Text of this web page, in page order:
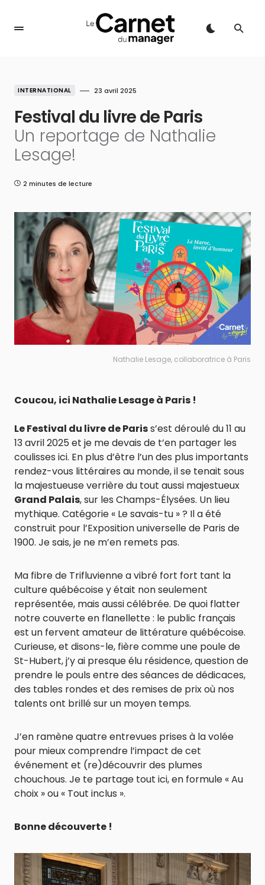
INTERNATIONAL 23 avril 2025
Festival du livre de Paris
Un reportage de Nathalie
Lesage!
2 minutes de lecture
Nathalie Lesage, collaboratrice à Paris
Coucou, ici Nathalie Lesage à Paris !
Le Festival du livre de Pariss’est déroulé du 11 au
13 avril 2025 et je me devais de t’en partager les
coulisses ici. En plus d’être l’un des plus importants
rendez-vous littéraires au monde, il se tenait sous
la majestueuse verrière du tout aussi majestueux
Grand Palais, sur les Champs-Élysées. Un lieu
mythique. Catégorie « Le savais-tu » ? Il a été
construit pour l’Exposition universelle de Paris de
1900. Je sais, je ne m’en remets pas.
Ma fibre de Trifluvienne a vibré fort fort tant la
culture québécoise y était non seulement
représentée, mais aussi célébrée. De quoi flatter
notre couverte en flanellette : le public français
est un fervent amateur de littérature québécoise.
Curieuse, et disons-le, fière comme une poule de
St-Hubert, j’y ai presque élu résidence, question de
prendre le pouls entre des séances de dédicaces,
des tables rondes et des remises de prix où nos
talents ont brillé sur un moyen temps.
J’en ramène quatre entrevues prises à la volée
pour mieux comprendre l’impact de cet
événement et (re)découvrir des plumes
chouchous. Je te partage tout ici, en formule « Au
choix » ou « Tout inclus ».
Bonne découverte !